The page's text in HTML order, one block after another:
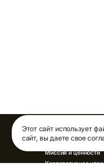
Этот сайт использует
сайт, вы даете свое
О КОМПАНИИ
Миссия и ценности